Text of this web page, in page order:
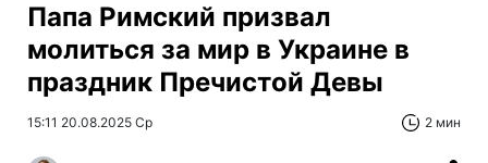
Папа Римский призвал
молиться за мир в Украине в
праздник Пречистой Девы
15:11 20.08.2025 Ср 2 мин